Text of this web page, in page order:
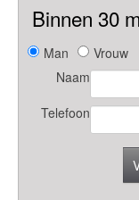
Binnen 30
Man
Vrouw
Naam
Telefoon